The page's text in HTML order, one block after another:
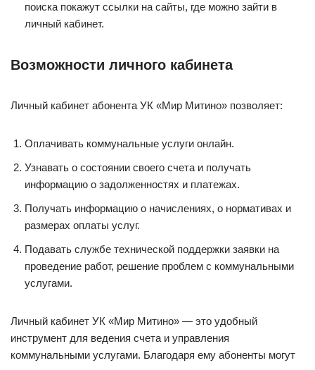
поиска покажут ссылки на сайты, где можно зайти в
личный кабинет.
Возможности личного кабинета
Личный кабинет абонента УК «Мир Митино» позволяет:
Оплачивать коммунальные услуги онлайн.
Узнавать о состоянии своего счета и получать
информацию о задолженностях и платежах.
Получать информацию о начислениях, о нормативах и
размерах оплаты услуг.
Подавать службе технической поддержки заявки на
проведение работ, решение проблем с коммунальными
услугами.
Личный кабинет УК «Мир Митино» — это удобный
инструмент для ведения счета и управления
коммунальными услугами. Благодаря ему абоненты могут